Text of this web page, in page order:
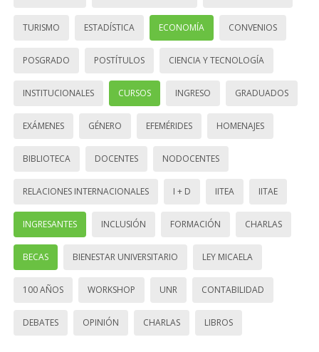
TURISMO ESTADÍSTICA ECONOMÍA CONVENIOS
POSGRADO POSTÍTULOS CIENCIA Y TECNOLOGÍA
INSTITUCIONALES CURSOS INGRESO GRADUADOS
EXÁMENES GÉNERO EFEMÉRIDES HOMENAJES
BIBLIOTECA DOCENTES NODOCENTES
RELACIONES INTERNACIONALES I + D IITEA IITAE
INGRESANTES INCLUSIÓN FORMACIÓN CHARLAS
BECAS BIENESTAR UNIVERSITARIO LEY MICAELA
100 AÑOS WORKSHOP UNR CONTABILIDAD
DEBATES OPINIÓN CHARLAS LIBROS